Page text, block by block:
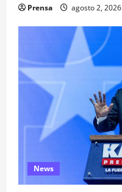
Prensa agosto 2, 2026
News